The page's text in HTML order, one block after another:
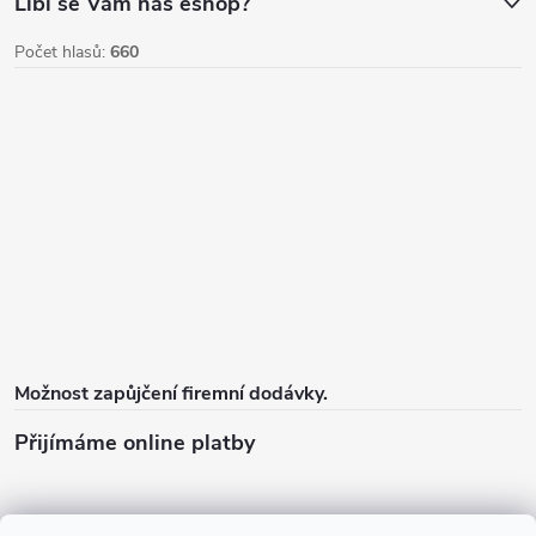
Počet hlasů: 660
Možnost zapůjčení firemní dodávky.
Přijímáme online platby